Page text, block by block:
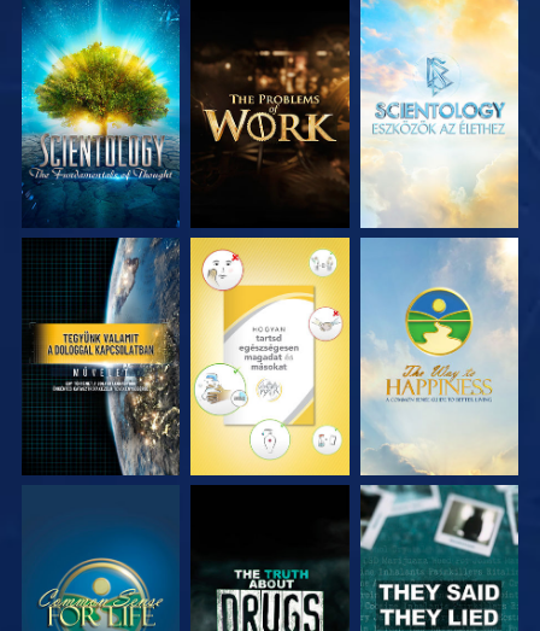
A SOROZAT
RÉSZEI
A SOROZAT
RÉSZEI
A SOROZAT
RÉSZEI
MŰSORNÉZÉS MŰSORNÉZÉS MŰSORNÉZÉS
MŰSORNÉZÉS MŰSORNÉZÉS MŰSORNÉZÉS